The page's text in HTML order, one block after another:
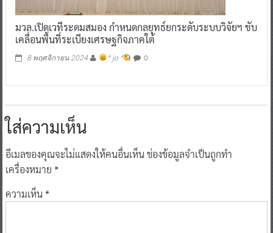
มวล.เปิดเวทีระดมสมอง กำหนดกลยุทธ์ยกระดับระบบวิจัยฯ ขับ
เคลื่อนพื้นที่ระเบียงเศรษฐกิจภาคใต้
8 พฤศจิกายน 2024 ^ jo ^ 0
ใส่ความเห็น
อีเมลของคุณจะไม่แสดงให้คนอื่นเห็นช่องข้อมูลจำเป็นถูกทำ
เครื่องหมาย *
ความเห็น*